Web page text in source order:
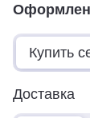
Купить
Доставка